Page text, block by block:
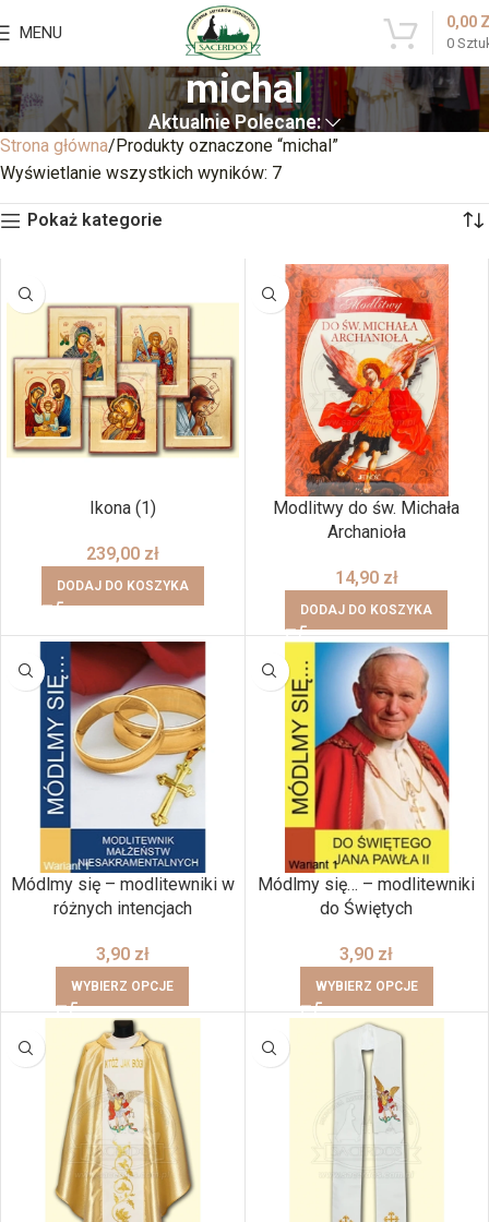
MENU
0
0,00
michal
Aktualnie Polecane:
Strona główna Produkty oznaczone “michal”
Wyświetlanie wszystkich wyników: 7
Pokaż kategorie
Ikona (1)
239,00 zł
DODAJ DO KOSZYKA
Modlitwy do św. Michała
Archanioła
14,90 zł
DODAJ DO KOSZYKA
Módlmy się – modlitewniki w
różnych intencjach
3,90 zł
WYBIERZ OPCJE
Módlmy się… – modlitewniki
do Świętych
3,90 zł
WYBIERZ OPCJE